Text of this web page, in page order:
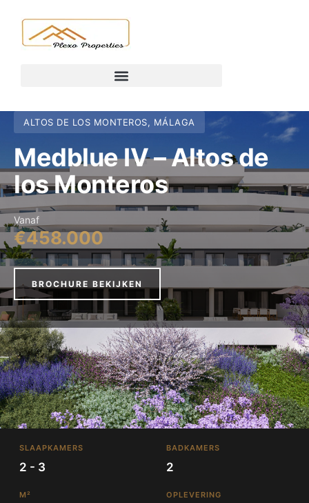
ALTOS DE LOS MONTEROS, MÁLAGA
Medblue IV – Altos de
los Monteros
Vanaf
€458.000
BROCHURE BEKIJKEN
SLAAPKAMERS
2 - 3
BADKAMERS
2
M² OPLEVERING